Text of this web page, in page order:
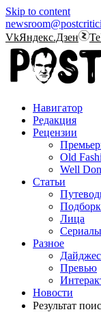
Skip to content
VkЯндекс.Дзен
Навигатор
Редакция
Рецензии
Old
Well
Статьи
Лица
Сериалы
Разное
Превью
Новости
Результат